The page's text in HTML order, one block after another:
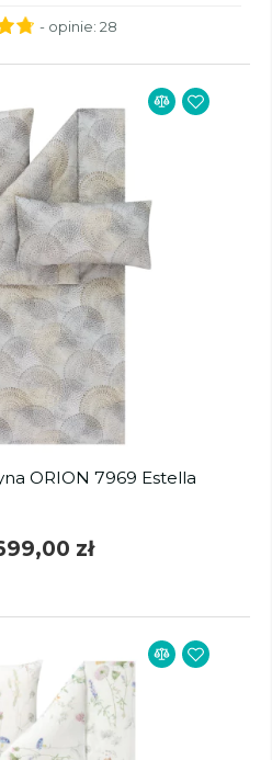
- opinie: 28
ORION 7969 Estella
zł